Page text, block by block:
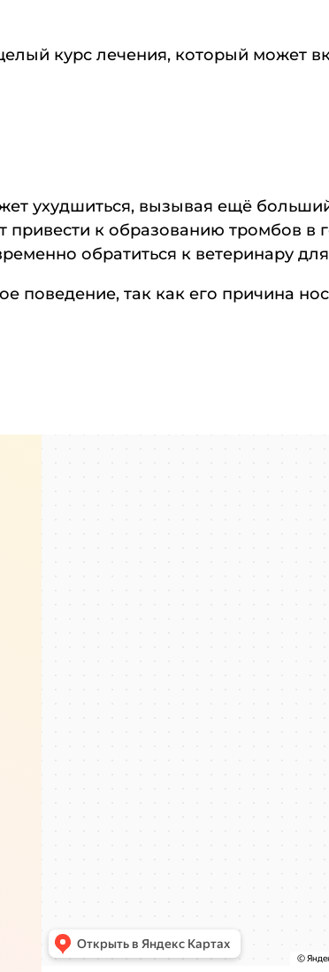
курс лечения, который может
ухудшиться, вызывая ещё
к образованию тромбов в
обратиться к ветеринару
поведение, так как его причина